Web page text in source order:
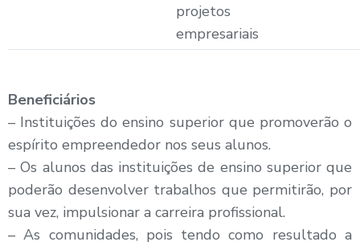
projetos
empresariais
Beneficiários
– Instituições do ensino superior que promoverão o
espírito empreendedor nos seus alunos.
– Os alunos das instituições de ensino superior que
poderão desenvolver trabalhos que permitirão, por
sua vez, impulsionar a carreira profissional.
– As comunidades, pois tendo como resultado a